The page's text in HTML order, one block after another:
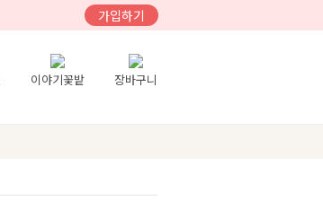
가입하기
이야기꽃밭 장바구니